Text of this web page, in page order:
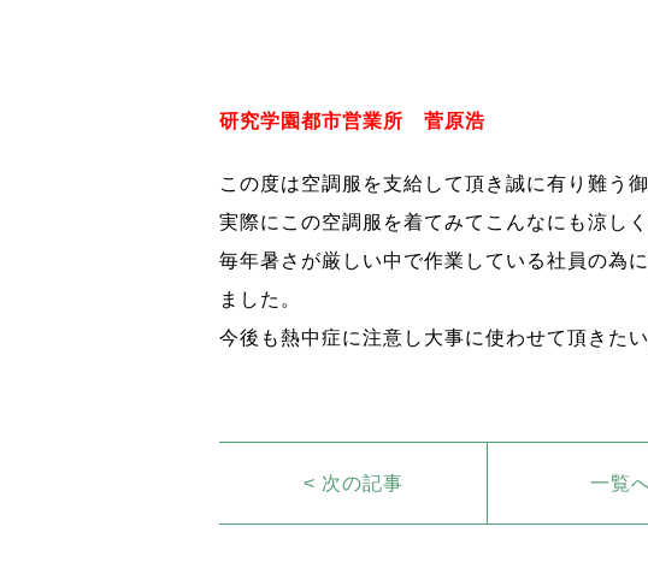
研究学園都市営業所 菅原浩
この度は空調服を支給して頂き誠に有り難う御
実際にこの空調服を着てみてこんなにも涼し
毎年暑さが厳しい中で作業している社員の為
ました。
今後も熱中症に注意し大事に使わせて頂きたい
< 次の記事 一覧